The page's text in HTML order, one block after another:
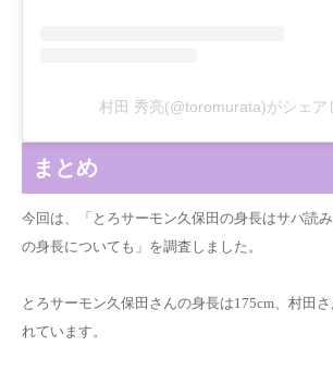
村田 秀亮(@toromurata)がシェア
まとめ
今回は、「とろサーモン久保田の身長はサバ読
の身長についても」を調査しました。
とろサーモン久保田さんの身長は175cm、村田
れています。